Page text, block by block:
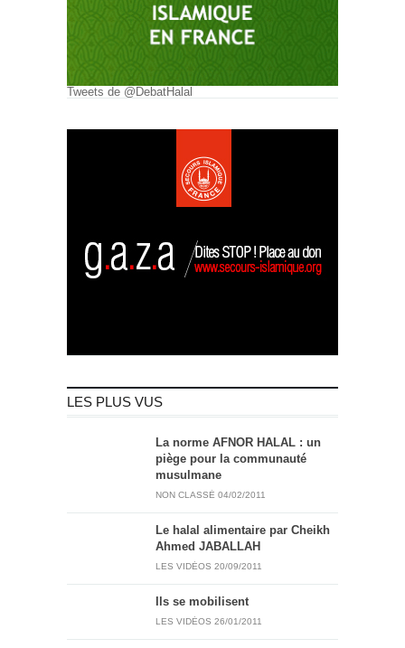
Tweets de @DebatHalal
LES PLUS VUS
La norme AFNOR HALAL : un
piège pour la communauté
musulmane
NON CLASSÉ 04/02/2011
Le halal alimentaire par Cheikh
Ahmed JABALLAH
LES VIDÉOS 20/09/2011
Ils se mobilisent
LES VIDÉOS 26/01/2011